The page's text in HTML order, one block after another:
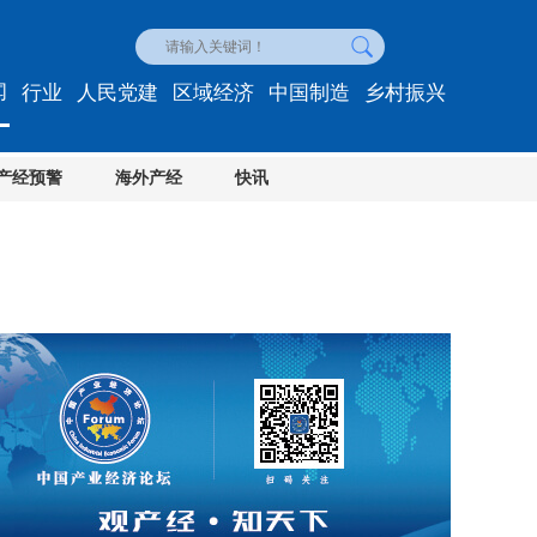
经预警 海外产经 快讯
行业 人民党建 区域经济 中国制造 乡村振兴